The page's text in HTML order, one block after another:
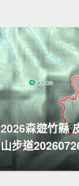
2026森遊竹縣
山步道